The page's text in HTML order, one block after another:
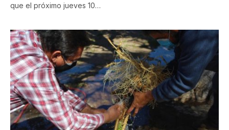
que el próximo jueves 10…